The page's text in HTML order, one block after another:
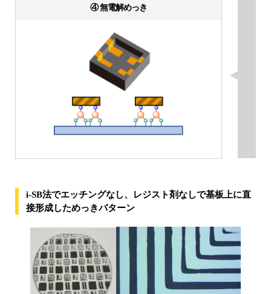
④ 無電解めっき
i-SB法でエッチングなし、レジスト剤なしで基板上に直
接形成しためっきパターン